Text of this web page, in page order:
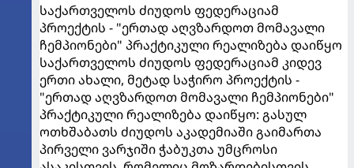
საქართველოს ძიუდოს ფედერაციამ
პროექტის - "ერთად აღვზარდოთ მომავალი
ჩემპიონები" პრაქტიკული რეალიზება დაიწყო
საქართველოს ძიუდოს ფედერაციამ კიდევ
ერთი ახალი, მეტად საჭირო პროექტის -
"ერთად აღვზარდოთ მომავალი ჩემპიონები"
პრაქტიკული რეალიზება დაიწყო: გასულ
ოთხშაბათს ძიუდოს აკადემიაში გაიმართა
პირველი ვარჯიში ჭაბუკთა უმცროსი